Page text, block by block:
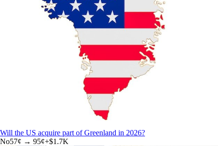
Will the US acquire part of Greenland in 2026?
No57¢ → 95¢+$1.7K